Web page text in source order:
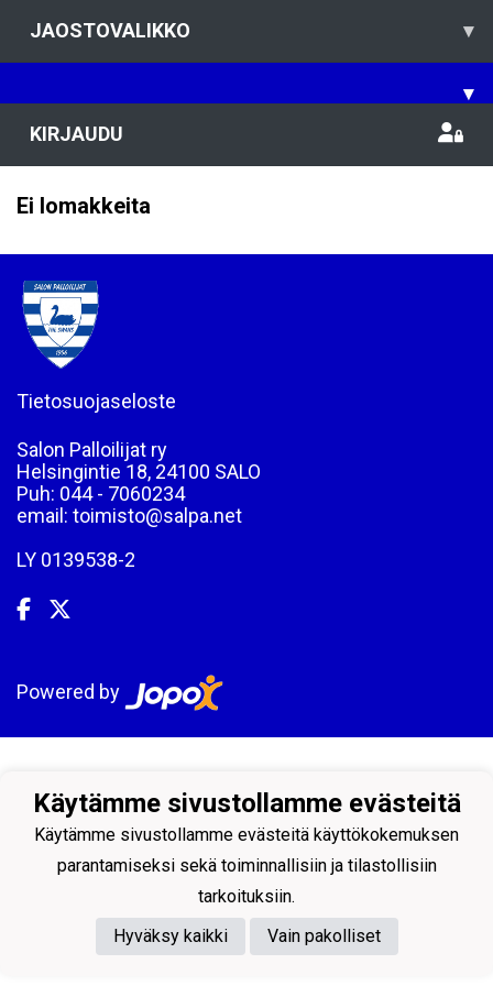
JAOSTOVALIKKO ▾
▾
KIRJAUDU
Ei lomakkeita
Tietosuojaseloste
Salon Palloilijat ry
Helsingintie 18, 24100 SALO
Puh: 044 - 7060234
email: toimisto@salpa.net
LY 0139538-2
Powered by
Käytämme sivustollamme evästeitä
Käytämme sivustollamme evästeitä käyttökokemuksen
parantamiseksi sekä toiminnallisiin ja tilastollisiin
tarkoituksiin.
Hyväksy kaikki
Vain pakolliset